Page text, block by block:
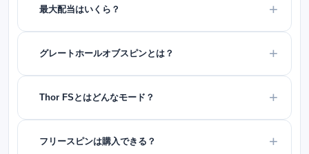
最大配当はいくら？
グレートホールオブスピンとは？
Thor FSとはどんなモード？
フリースピンは購入できる？